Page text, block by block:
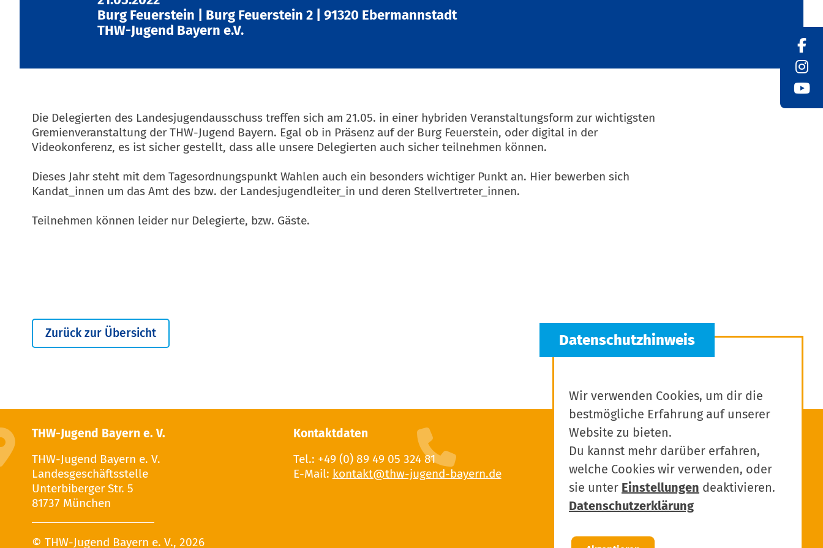
Burg Feuerstein
Burg Feuerstein 2
91320 Ebermannstadt
THW-Jugend Bayern e.V.
Die Delegierten des Landesjugendausschuss treffen sich am 21.05. in einer hybriden Veranstaltungsform zur wichtigsten
Gremienveranstaltung der THW-Jugend Bayern. Egal ob in Präsenz auf der Burg Feuerstein, oder digital in der
Videokonferenz, es ist sicher gestellt, dass alle unsere Delegierten auch sicher teilnehmen können.
Dieses Jahr steht mit dem Tagesordnungspunkt Wahlen auch ein besonders wichtiger Punkt an. Hier bewerben sich
Kandat_innen um das Amt des bzw. der Landesjugendleiter_in und deren Stellvertreter_innen.
Teilnehmen können leider nur Delegierte, bzw. Gäste.
Zurück zur Übersicht
THW-Jugend Bayern e. V.
THW-Jugend Bayern e. V.
Landesgeschäftsstelle
Unterbiberger Str. 5
81737 München
© THW-Jugend Bayern e. V., 2026
Kontaktdaten
Tel.: +49 (0) 89 49 05 324 81
E-Mail:
Wir verwenden Cookies, um dir die
bestmögliche Erfahrung auf unserer
Website zu bieten.
Du kannst mehr darüber erfahren,
welche Cookies wir verwenden, oder
sie unter Einstellungen deaktivieren.
Datenschutzerklärung